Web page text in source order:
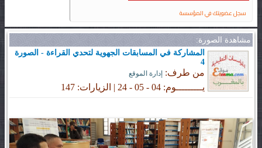
سجل عضويتك في المؤسسة
مشاهدة الصورة:
المشاركة في المسابقات الجهوية لتحدي القراءة - الصورة
4
من طرف: إدارة الموقع
يـــــــــوم: 04 - 05 - 24 | الزيارات: 147